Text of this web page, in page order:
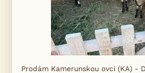
Prodám Kamerunskou ovci (KA) -